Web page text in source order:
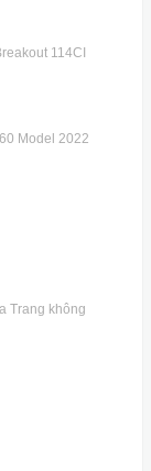
114CI
Model 2022
Trang không